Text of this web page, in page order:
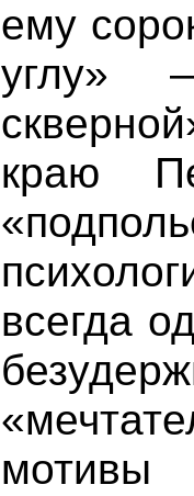
ему
углу»
краю
всегда